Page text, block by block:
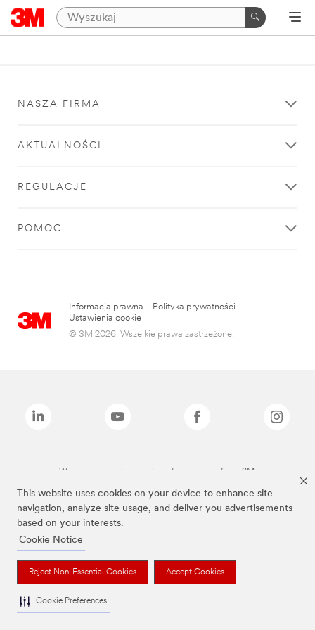
This website uses cookies on your device to enhance site
navigation, analyze site usage, and deliver you advertisements
based on your interests.
Cookie Notice
Reject Non-Essential Cookies Accept Cookies
Cookie Preferences
NASZA FIRMA
AKTUALNOŚCI
REGULACJE
POMOC
Informacja prawna Polityka prywatności
Ustawienia cookie
© 3M 2026. Wszelkie prawa zastrzeżone.
Wymienione marki są znakami towarowymi firmy 3M.